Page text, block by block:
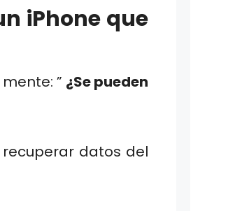
iPhone que
” ¿Se pueden
datos del